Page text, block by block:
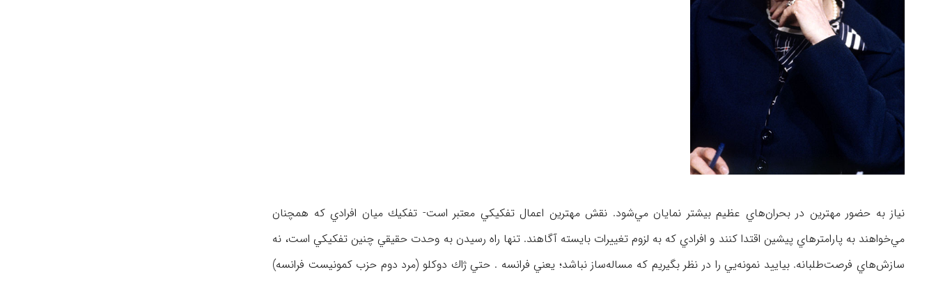
نياز به حضور مهترين در بحران‌هاي عظيم بيشتر نمايان مي‌شود. نقش مهترين اعمال تفكيكي معتبر است- تفكيك ميان افرادي كه همچنان
مي‌خواهند به پارامترهاي پيشين اقتدا كنند و افرادي كه به لزوم تغييرات بايسته آگاهند. تنها راه رسيدن به وحدت حقيقي چنين تفكيكي است، نه
سازش‌هاي فرصت‌طلبانه. بياييد نمونه‌يي را در نظر بگيريم كه مساله‌ساز نباشد؛ يعني فرانسه . حتي ژاك دوكلو (مرد دوم حزب كمونيست فرانسه)